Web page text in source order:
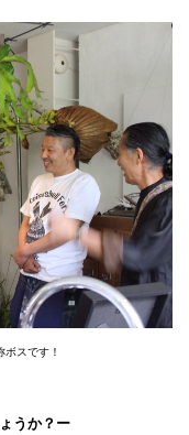
スです！
うか？ー